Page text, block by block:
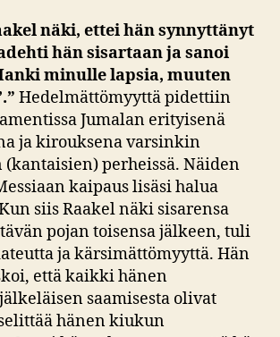
näki, ettei hän synnyttänyt
hän sisartaan ja sanoi
minulle lapsia, muuten
Hedelmättömyyttä pidettiin
Jumalan erityisenä
ja kirouksena varsinkin
perheissä. Näiden
kaipaus lisäsi halua
siis Raakel näki sisarensa
pojan toisensa jälkeen, tuli
ja kärsimättömyyttä. Hän
että kaikki hänen
saamisesta olivat
hänen kiukun